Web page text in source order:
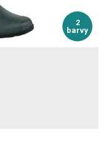
2
barvy